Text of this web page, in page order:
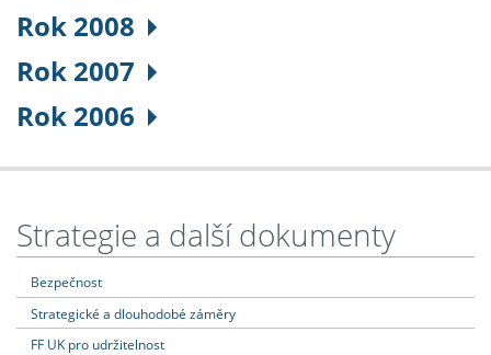
Rok 2008
Rok 2007
Rok 2006
Strategie a další dokumenty
Bezpečnost
Strategické a dlouhodobé záměry
FF UK pro udržitelnost